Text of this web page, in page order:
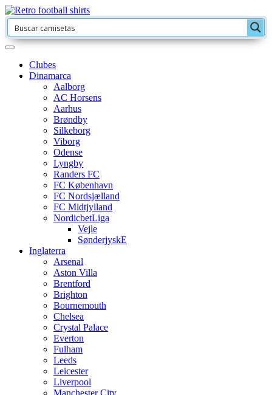
Clubes
Dinamarca
Aalborg
AC Horsens
Aarhus
Brøndby
Silkeborg
Viborg
Odense
Lyngby
Randers FC
FC København
FC Nordsjælland
FC Midtjylland
NordicbetLiga
Vejle
SønderjyskE
Inglaterra
Arsenal
Aston Villa
Brentford
Brighton
Bournemouth
Chelsea
Crystal Palace
Everton
Fulham
Leeds
Leicester
Liverpool
Manchester City